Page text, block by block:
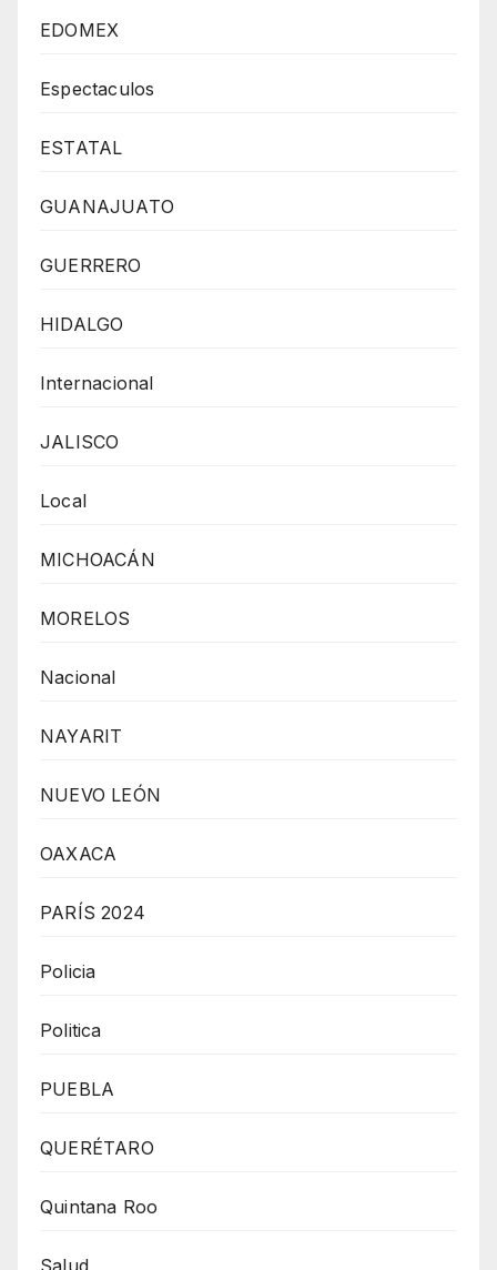
EDOMEX
Espectaculos
ESTATAL
GUANAJUATO
GUERRERO
HIDALGO
Internacional
JALISCO
Local
MICHOACÁN
MORELOS
Nacional
NAYARIT
NUEVO LEÓN
OAXACA
PARÍS 2024
Policia
Politica
PUEBLA
QUERÉTARO
Quintana Roo